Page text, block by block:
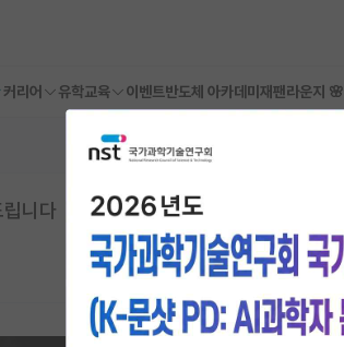
커리어 유학교육 이벤트반도체 아카데미 재팬라운지 🌸
니다